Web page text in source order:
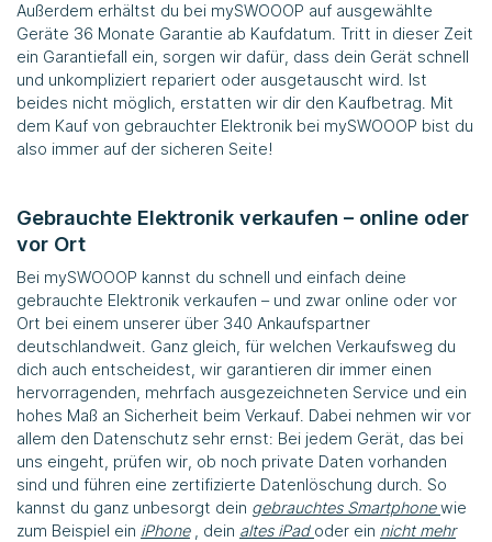
Außerdem erhältst du bei mySWOOOP auf ausgewählte
Geräte 36 Monate Garantie ab Kaufdatum. Tritt in dieser Zeit
ein Garantiefall ein, sorgen wir dafür, dass dein Gerät schnell
und unkompliziert repariert oder ausgetauscht wird. Ist
beides nicht möglich, erstatten wir dir den Kaufbetrag. Mit
dem Kauf von gebrauchter Elektronik bei mySWOOOP bist du
also immer auf der sicheren Seite!
Gebrauchte Elektronik verkaufen – online oder
vor Ort
Bei mySWOOOP kannst du schnell und einfach deine
gebrauchte Elektronik verkaufen – und zwar online oder vor
Ort bei einem unserer über 340 Ankaufspartner
deutschlandweit. Ganz gleich, für welchen Verkaufsweg du
dich auch entscheidest, wir garantieren dir immer einen
hervorragenden, mehrfach ausgezeichneten Service und ein
hohes Maß an Sicherheit beim Verkauf. Dabei nehmen wir vor
allem den Datenschutz sehr ernst: Bei jedem Gerät, das bei
uns eingeht, prüfen wir, ob noch private Daten vorhanden
sind und führen eine zertifizierte Datenlöschung durch. So
kannst du ganz unbesorgt dein gebrauchtes Smartphonewie
zum Beispiel ein iPhone, dein altes iPad oder ein nicht mehr